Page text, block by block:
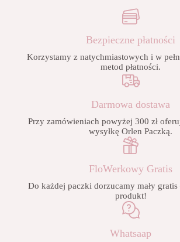
Bezpieczne płatności
Korzystamy z natychmiastowych i w
metod płatności.
Darmowa dostawa
Przy zamówieniach powyżej 300 zł
wysyłkę Orlen Paczką.
FloWerkowy Gratis
Do każdej paczki dorzucamy mały
produkt!
Whatsaap